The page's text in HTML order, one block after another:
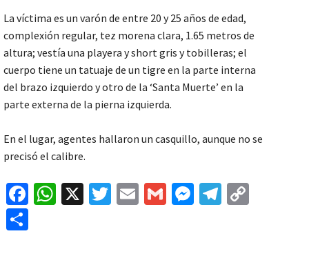
La víctima es un varón de entre 20 y 25 años de edad,
complexión regular, tez morena clara, 1.65 metros de
altura; vestía una playera y short gris y tobilleras; el
cuerpo tiene un tatuaje de un tigre en la parte interna
del brazo izquierdo y otro de la ‘Santa Muerte’ en la
parte externa de la pierna izquierda.
En el lugar, agentes hallaron un casquillo, aunque no se
precisó el calibre.
Fa W X
T
E
G
M Te